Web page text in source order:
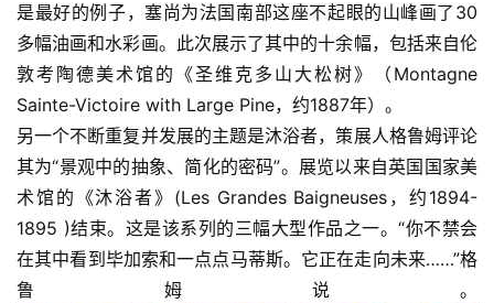
是最好的例子，塞尚为法国南部这座不起眼的山峰画了30
多幅油画和水彩画。此次展示了其中的十余幅，包括来自伦
敦考陶德美术馆的《圣维克多山大松树》（Montagne
Sainte-Victoire with Large Pine，约1887年）。
另一个不断重复并发展的主题是沐浴者，策展人格鲁姆评论
其为“景观中的抽象、简化的密码”。展览以来自英国国家美
术馆的《沐浴者》(Les Grandes Baigneuses，约1894-
1895 )结束。这是该系列的三幅大型作品之一。“你不禁会
在其中看到毕加索和一点点马蒂斯。它正在走向未来……”格
鲁姆说。